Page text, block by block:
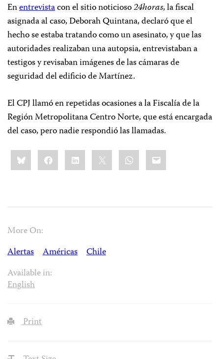
Enentrevistacon el sitio noticioso24horas, la fiscal
asignada al caso, Deborah Quintana, declaró que el
hecho se estaba tratando como un asesinato, y que las
autoridades realizaban una autopsia, entrevistaban a
testigos y revisaban imágenes de las cámaras de
seguridad del edificio de Martínez.
El CPJ llamó en repetidas ocasiones a la Fiscalía de la
Región Metropolitana Centro Norte, que está encargada
del caso, pero nadie respondió las llamadas.
Share
this:BlueskyFacebookLinkedIn WhatsApp
Email
More On:
Alertas
Américas
Chile
Available in:
English
Print